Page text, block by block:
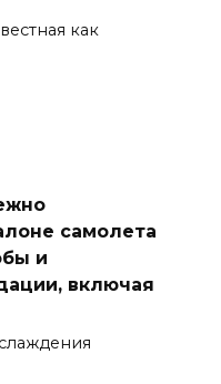
как
самолета
и
включая